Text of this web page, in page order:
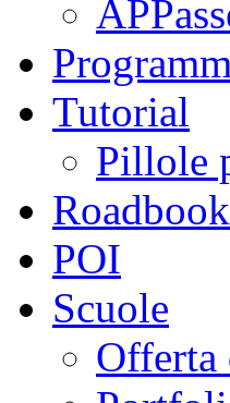
Tutorial
Pillole
Roadbook
POI
Scuole
Offerta